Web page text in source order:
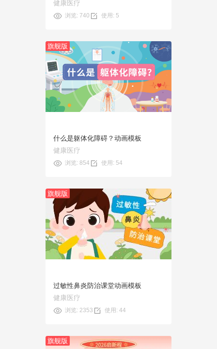
健康医疗
浏览: 740 使用: 5
旗舰版
预览
使用
什么是躯体化障碍？动画模板
健康医疗
浏览: 854 使用: 54
旗舰版
预览
使用
过敏性鼻炎防治课堂动画模板
健康医疗
浏览: 2353 使用: 44
旗舰版